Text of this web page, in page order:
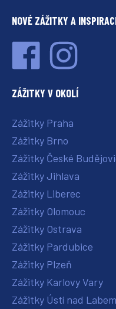
NOVÉ ZÁŽITKY A
ZÁŽITKY V OKOLÍ
Zážitky Praha
Zážitky Brno
Zážitky České
Zážitky Jihlava
Zážitky Liberec
Zážitky Olomouc
Zážitky Ostrava
Zážitky Pardubice
Zážitky Plzeň
Zážitky Karlovy Vary
Zážitky Ústí nad Labem